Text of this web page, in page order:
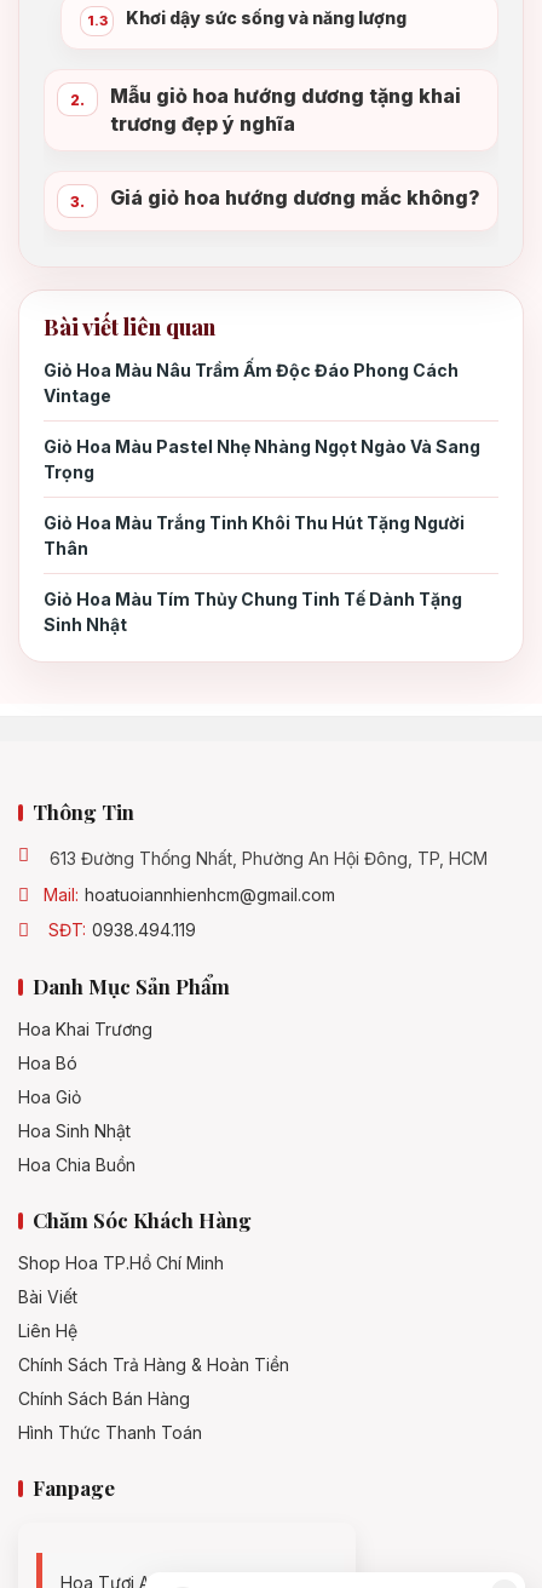
1.3 Khơi dậy sức sống và năng lượng
2.
Mẫu giỏ hoa hướng dương tặng khai
trương đẹp ý nghĩa
3. Giá giỏ hoa hướng dương mắc không?
Kích thước giỏ hoa
Chất liệu giỏ hoa
Shop hoa
Bài viết liên quan
Giỏ Hoa Màu Nâu Trầm Ấm Độc Đáo Phong Cách
Vintage
Giỏ Hoa Màu Pastel Nhẹ Nhàng Ngọt Ngào Và Sang
Trọng
Giỏ Hoa Màu Trắng Tinh Khôi Thu Hút Tặng Người
Thân
Giỏ Hoa Màu Tím Thủy Chung Tinh Tế Dành Tặng
Sinh Nhật
Thông Tin
613 Đường Thống Nhất, Phường An Hội Đông, TP, HCM
Mail: hoatuoiannhienhcm@gmail.com
SĐT: 0938.494.119
Danh Mục Sản Phẩm
Hoa Khai Trương
Hoa Bó
Hoa Giỏ
Hoa Sinh Nhật
Hoa Chia Buồn
Chăm Sóc Khách Hàng
Shop Hoa TP.Hồ Chí Minh
Bài Viết
Liên Hệ
Chính Sách Trả Hàng & Hoàn Tiền
Chính Sách Bán Hàng
Hình Thức Thanh Toán
Fanpage
Hoa Tươi An Nhiên - 0938494119